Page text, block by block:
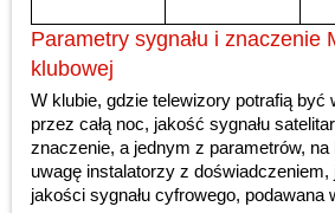
Parametry sygnału i znaczenie
klubowej
W klubie, gdzie telewizory potrafią być
przez całą noc, jakość sygnału
znaczenie, a jednym z parametrów,
uwagę instalatorzy z
jakości sygnału cyfrowego, podawana